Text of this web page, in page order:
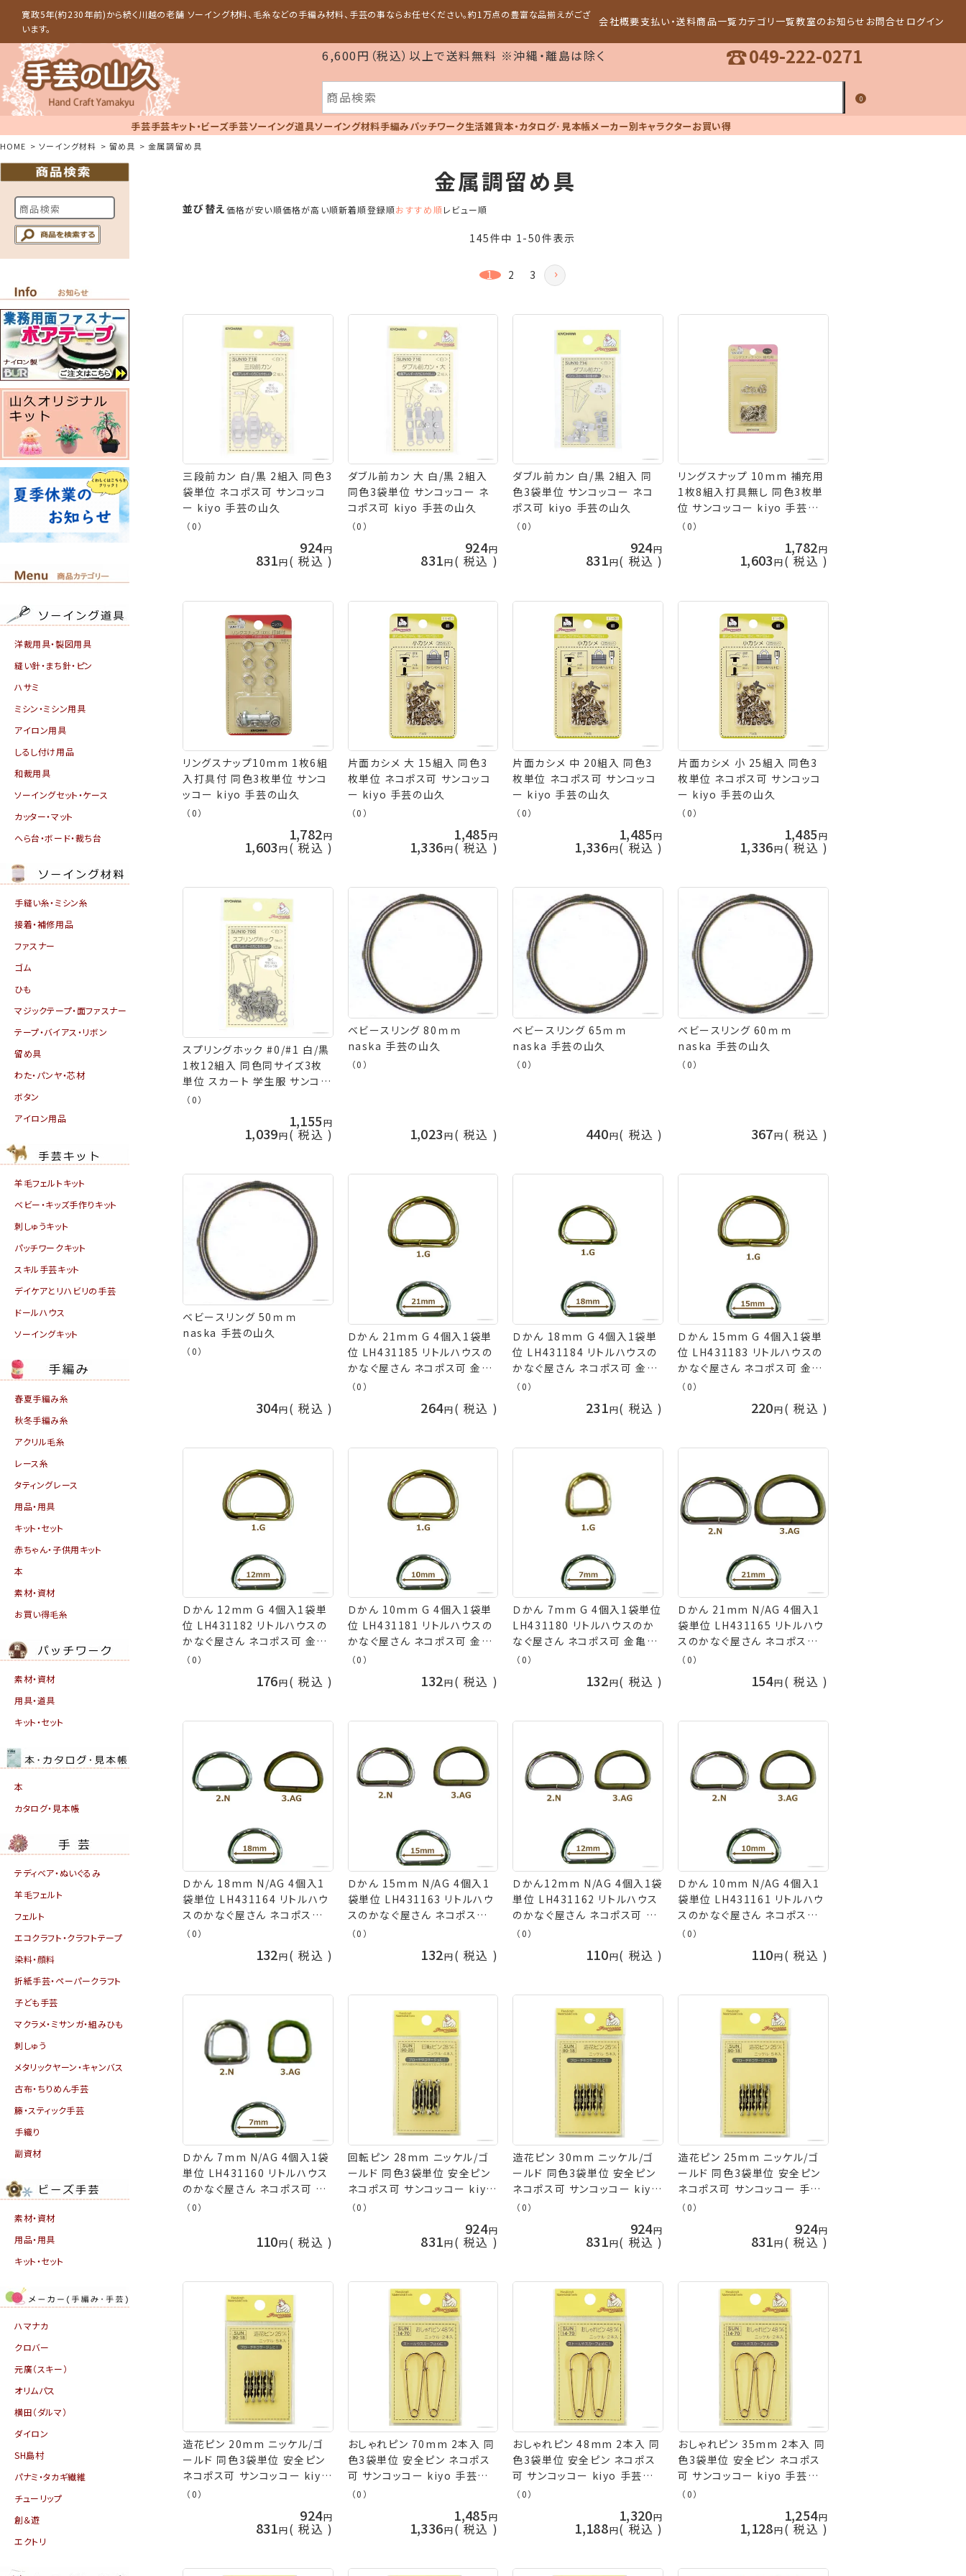
寛政5年(約230年前)から続く川越の老舗 ソーイング材料、毛糸などの手編み材料、手芸の事ならお任せください。約1万点の豊富な品揃えがござ
います。
会社概要支払い・送料商品一覧 カテゴリ一覧教室のお知らせ お問合せ ログイン
6,600円（税込）以上で送料無料 ※沖縄・離島は除く ☎049-222-0271
0
手芸手芸キット・ビーズ手芸ソーイング道具ソーイング材料手編みパッチワーク生活雑貨本・カタログ･見本帳メーカー別キャラクターお買い得
HOME ソーイング材料 留め具 金属調留め具
洋裁用具・製図用具
縫い針・まち針・ピン
ハサミ
ミシン・ミシン用具
アイロン用具
しるし付け用品
和裁用具
ソーイングセット・ケース
カッター・マット
へら台・ボード・裁ち台
手縫い糸・ミシン糸
接着・補修用品
ファスナー
ゴム
ひも
マジックテープ・面ファスナー
テープ・バイアス・リボン
留め具
わた・パンヤ・芯材
ボタン
アイロン用品
羊毛フェルトキット
ベビー・キッズ手作りキット
刺しゅうキット
パッチワークキット
スキル手芸キット
デイケアとリハビリの手芸
ドールハウス
ソーイングキット
春夏手編み糸
秋冬手編み糸
アクリル毛糸
レース糸
タティングレース
用品・用具
キット・セット
赤ちゃん・子供用キット
本
素材・資材
お買い得毛糸
素材・資材
用具・道具
キット・セット
本
カタログ・見本帳
テディベア・ぬいぐるみ
羊毛フェルト
フェルト
エコクラフト・クラフトテープ
染料・顔料
折紙手芸・ペーパークラフト
子ども手芸
マクラメ・ミサンガ・組みひも
刺しゅう
メタリックヤーン・キャンバス
古布・ちりめん手芸
籐・スティック手芸
手織り
副資材
素材・資材
用品・用具
キット・セット
ハマナカ
クロバー
元廣（スキー）
オリムパス
横田（ダルマ）
ダイロン
SH島村
パナミ・タカギ繊維
チューリップ
創＆遊
エクトリ
金属調留め具
並び替え価格が安い順価格が高い順新着順登録順おすすめ順レビュー順
145件中 1 -50件表示
1 2 3
三段前カン 白/黒 2組入 同色3
袋単位 ネコポス可 サンコッコ
ー kiyo 手芸の山久
（0）
924
831 税込
ダブル前カン 大 白/黒 2組入
同色3袋単位 サンコッコー ネ
コポス可 kiyo 手芸の山久
（0）
924
831 税込
ダブル前カン 白/黒 2組入 同
色3袋単位 サンコッコー ネコ
ポス可 kiyo 手芸の山久
（0）
924
831 税込
リングスナップ 10mm 補充用
1枚8組入打具無し 同色3枚単
位 サンコッコー kiyo 手芸の
山久
（0）
1,782
1,603 税込
リングスナップ10mm 1枚6組
入打具付 同色3枚単位 サンコ
ッコー kiyo 手芸の山久
（0）
1,782
1,603 税込
片面カシメ 大 15組入 同色3
枚単位 ネコポス可 サンコッコ
ー kiyo 手芸の山久
（0）
1,485
1,336 税込
片面カシメ 中 20組入 同色3
枚単位 ネコポス可 サンコッコ
ー kiyo 手芸の山久
（0）
1,485
1,336 税込
片面カシメ 小 25組入 同色3
枚単位 ネコポス可 サンコッコ
ー kiyo 手芸の山久
（0）
1,485
1,336 税込
スプリングホック #0/#1 白/黒
1枚12組入 同色同サイズ3枚
単位 スカート 学生服 サンコッ
コー ネコポス可 kiyo 手芸の
（0）
1,155
1,039 税込
ベビースリング 80ｍｍ
naska 手芸の山久
（0）
1,023 税込
ベビースリング 65ｍｍ
naska 手芸の山久
（0）
440 税込
ベビースリング 60ｍｍ
naska 手芸の山久
（0）
367 税込
ベビースリング 50ｍｍ
naska 手芸の山久
（0）
304 税込
Ｄかん 21mm G 4個入1袋単
位 LH431185 リトルハウスの
かなぐ屋さん ネコポス可 金亀
kkm 手芸の山久
（0）
264 税込
Ｄかん 18mm G 4個入1袋単
位 LH431184 リトルハウスの
かなぐ屋さん ネコポス可 金亀
kkm 手芸の山久
（0）
231 税込
Ｄかん 15mm G 4個入1袋単
位 LH431183 リトルハウスの
かなぐ屋さん ネコポス可 金亀
kkm 手芸の山久
（0）
220 税込
Ｄかん 12mm G 4個入1袋単
位 LH431182 リトルハウスの
かなぐ屋さん ネコポス可 金亀
kkm 手芸の山久
（0）
176 税込
Ｄかん 10mm G 4個入1袋単
位 LH431181 リトルハウスの
かなぐ屋さん ネコポス可 金亀
kkm 手芸の山久
（0）
132 税込
Ｄかん 7mm G 4個入1袋単位
LH431180 リトルハウスのか
なぐ屋さん ネコポス可 金亀
kkm 手芸の山久
（0）
132 税込
Ｄかん 21mm N/AG 4個入1
袋単位 LH431165 リトルハウ
スのかなぐ屋さん ネコポス可
金亀 kkm 手芸の山久
（0）
154 税込
Ｄかん 18mm N/AG 4個入1
袋単位 LH431164 リトルハウ
スのかなぐ屋さん ネコポス可
金亀 kkm 手芸の山久
（0）
132 税込
Ｄかん 15mm N/AG 4個入1
袋単位 LH431163 リトルハウ
スのかなぐ屋さん ネコポス可
金亀 kkm 手芸の山久
（0）
132 税込
Ｄかん12mm N/AG 4個入1袋
単位 LH431162 リトルハウス
のかなぐ屋さん ネコポス可 金
亀 kkm 手芸の山久
（0）
110 税込
Ｄかん 10mm N/AG 4個入1
袋単位 LH431161 リトルハウ
スのかなぐ屋さん ネコポス可
金亀 kkm 手芸の山久
（0）
110 税込
Ｄかん 7mm N/AG 4個入1袋
単位 LH431160 リトルハウス
のかなぐ屋さん ネコポス可 金
亀 kkm 手芸の山久
（0）
110 税込
回転ピン 28mm ニッケル/ゴ
ールド 同色3袋単位 安全ピン
ネコポス可 サンコッコー kiyo
手芸の山久
（0）
924
831 税込
造花ピン 30mm ニッケル/ゴ
ールド 同色3袋単位 安全ピン
ネコポス可 サンコッコー kiyo
手芸の山久
（0）
924
831 税込
造花ピン 25mm ニッケル/ゴ
ールド 同色3袋単位 安全ピン
ネコポス可 サンコッコー 手芸
の山久
（0）
924
831 税込
造花ピン 20mm ニッケル/ゴ
ールド 同色3袋単位 安全ピン
ネコポス可 サンコッコー kiyo
手芸の山久
（0）
924
831 税込
おしゃれピン 70mm 2本入 同
色3袋単位 安全ピン ネコポス
可 サンコッコー kiyo 手芸の
山久
（0）
1,485
1,336 税込
おしゃれピン 48mm 2本入 同
色3袋単位 安全ピン ネコポス
可 サンコッコー kiyo 手芸の
山久
（0）
1,320
1,188 税込
おしゃれピン 35mm 2本入 同
色3袋単位 安全ピン ネコポス
可 サンコッコー kiyo 手芸の
山久
（0）
1,254
1,128 税込